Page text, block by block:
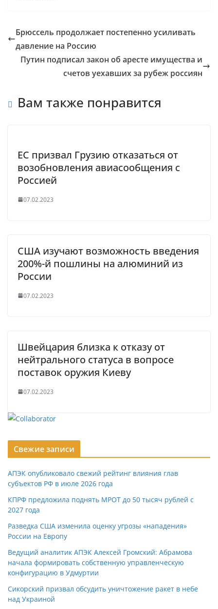
Брюссель продолжает постепенно усиливать
давление на Россию
Путин подписал закон об аресте имущества и
счетов уехавших за рубеж россиян
Вам также понравится
ЕС призвал Грузию отказаться от
возобновления авиасообщения с
Россией
07.02.2023
США изучают возможность введения
200%-й пошлины на алюминий из
России
07.02.2023
Швейцария близка к отказу от
нейтрального статуса в вопросе
поставок оружия Киеву
07.02.2023
Свежие записи
АПЭК опубликовало свежий рейтинг влияния глав
субъектов РФ в июле 2026 года
КПРФ предложила поднять МРОТ до 50 тысяч рублей с
2027 года
Разведка США изменила оценку угрозы «нападения»
России на Европу
Ведущий аналитик АПЭК Алексей Громский: Абрамова
начала формировать собственную управленческую
конфигурацию в Удмуртии
Сикорский призвал обсудить уничтожение ракет в небе
над Украиной